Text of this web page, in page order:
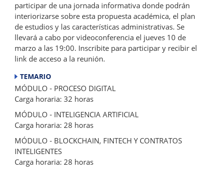
participar de una jornada informativa donde podrán
interiorizarse sobre esta propuesta académica, el plan
de estudios y las características administrativas. Se
llevará a cabo por videoconferencia el jueves 10 de
marzo a las 19:00. Inscribite para participar y recibir el
link de acceso a la reunión.
TEMARIO
MÓDULO - PROCESO DIGITAL
Carga horaria: 32 horas
MÓDULO - INTELIGENCIA ARTIFICIAL
Carga horaria: 28 horas
MÓDULO - BLOCKCHAIN, FINTECH Y CONTRATOS
INTELIGENTES
Carga horaria: 28 horas